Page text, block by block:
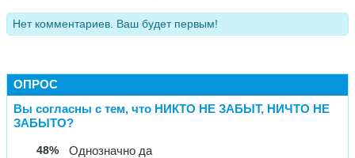
Нет комментариев. Ваш будет первым!
ОПРОС
Вы согласны с тем, что НИКТО НЕ ЗАБЫТ, НИЧТО НЕ
ЗАБЫТО?
48% Однозначно да